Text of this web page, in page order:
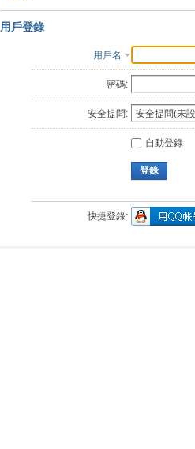
用戶登錄
用戶名
密碼:
安全提問:
自動登錄
登錄
快捷登錄: